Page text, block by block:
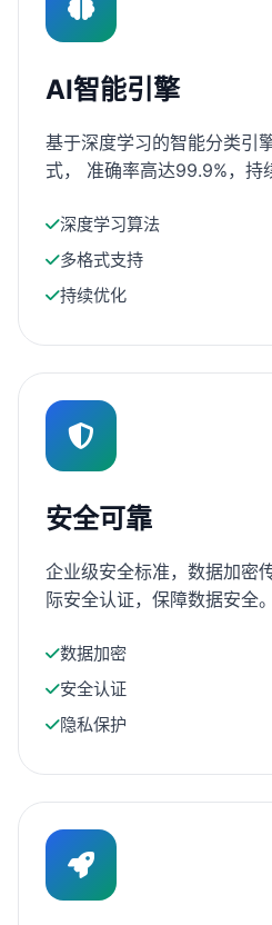
AI智能引擎
基于深度学习的智能分类引
式， 准确率高达99.9%，持
深度学习算法
多格式支持
持续优化
安全可靠
企业级安全标准，数据加密
际安全认证，保障数据安全。
数据加密
安全认证
隐私保护